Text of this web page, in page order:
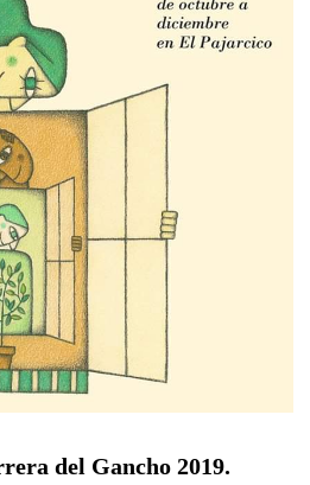
del Gancho 2019.